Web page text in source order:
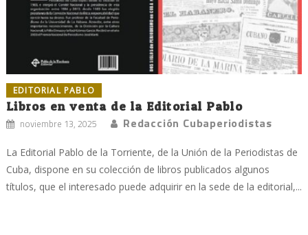
EDITORIAL PABLO
Libros en venta de la Editorial Pablo
noviembre 13, 2025 Redacción Cubaperiodistas
La Editorial Pablo de la Torriente, de la Unión de la Periodistas de
Cuba, dispone en su colección de libros publicados algunos
títulos, que el interesado puede adquirir en la sede de la editorial,...